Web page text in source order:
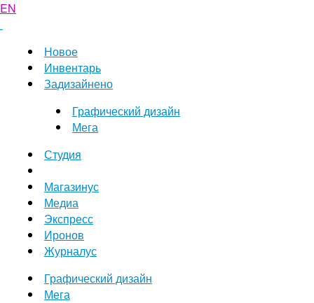
EN
Новое
Инвентарь
Задизайнено
Графический дизайн
Мега
Студия
Магазинус
Медиа
Экспресс
Иронов
Журналус
Графический дизайн
Мега